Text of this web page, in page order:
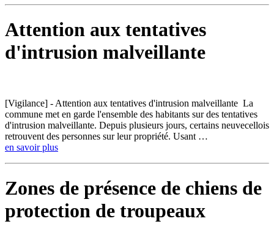
Attention aux tentatives
d'intrusion malveillante
[Vigilance] - Attention aux tentatives d'intrusion malveillante La
commune met en garde l'ensemble des habitants sur des tentatives
d'intrusion malveillante. Depuis plusieurs jours, certains neuvecellois
retrouvent des personnes sur leur propriété. Usant …
en savoir plus
Zones de présence de chiens de
protection de troupeaux